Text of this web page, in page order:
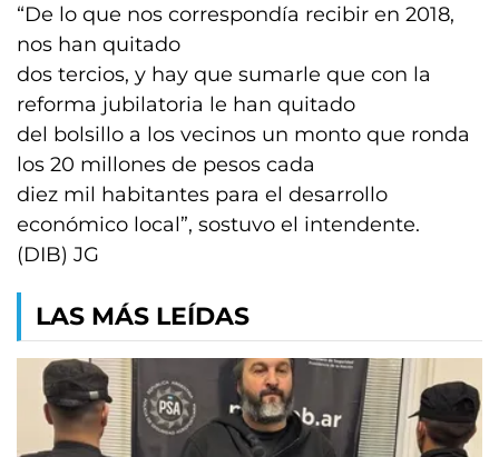
“De lo que nos correspondía recibir en 2018,
nos han quitado
dos tercios, y hay que sumarle que con la
reforma jubilatoria le han quitado
del bolsillo a los vecinos un monto que ronda
los 20 millones de pesos cada
diez mil habitantes para el desarrollo
económico local”, sostuvo el intendente.
(DIB) JG
LAS MÁS LEÍDAS